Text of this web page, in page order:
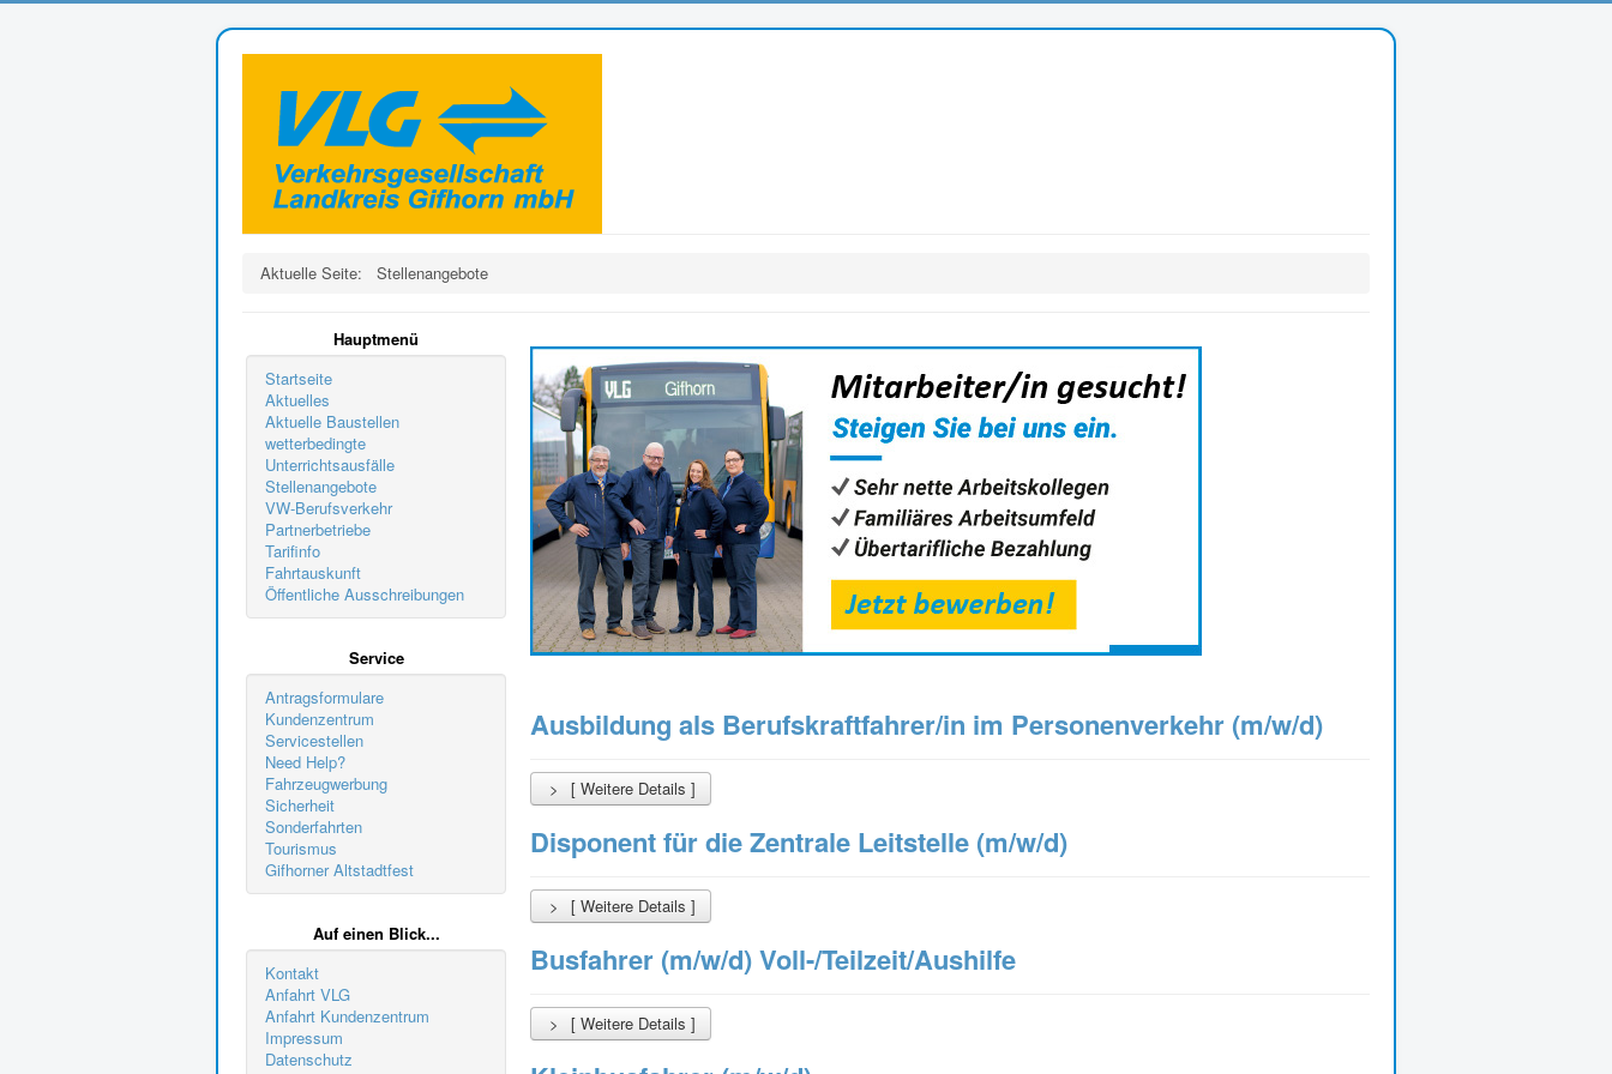
Aktuelle Seite: Stellenangebote
Hauptmenü
Startseite
Aktuelles
Aktuelle Baustellen
wetterbedingte
Unterrichtsausfälle
Stellenangebote
VW-Berufsverkehr
Partnerbetriebe
Tarifinfo
Fahrtauskunft
Öffentliche Ausschreibungen
Service
Antragsformulare
Kundenzentrum
Servicestellen
Need Help?
Fahrzeugwerbung
Sicherheit
Sonderfahrten
Tourismus
Gifhorner Altstadtfest
Auf einen Blick...
Kontakt
Anfahrt VLG
Anfahrt Kundenzentrum
Impressum
Datenschutz
Ausbildung als Berufskraftfahrer/in im Personenverkehr (m/w/d)
[ Weitere Details ]
Disponent für die Zentrale Leitstelle (m/w/d)
[ Weitere Details ]
Busfahrer (m/w/d) Voll-/Teilzeit/Aushilfe
[ Weitere Details ]